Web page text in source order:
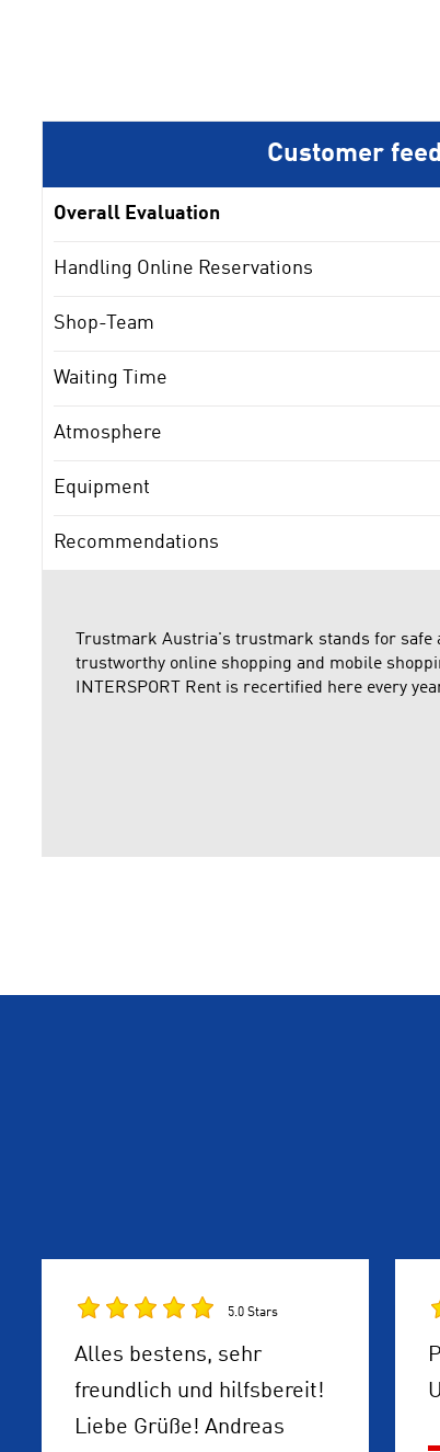
Customer
Overall Evaluation
Handling Online Reservations
Shop-Team
Waiting Time
Atmosphere
Equipment
Recommendations
Trustmark Austria's trustmark stands for safe
trustworthy online shopping and mobile
INTERSPORT Rent is recertified here every
5.0 Stars
Alles bestens, sehr
freundlich und hilfsbereit!
Liebe Grüße! Andreas